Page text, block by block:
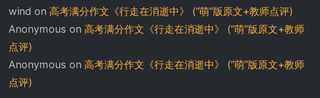
wind on 高考满分作文《行走在消逝中》 (“萌”版原文+教师点评)
Anonymous on 高考满分作文《行走在消逝中》 (“萌”版原文+教师
点评)
Anonymous on 高考满分作文《行走在消逝中》 (“萌”版原文+教师
点评)